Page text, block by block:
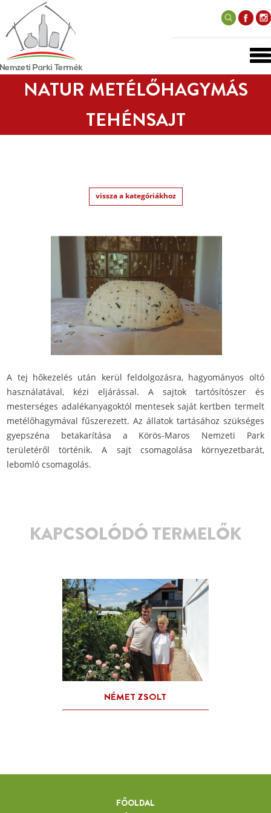
NATUR METÉLŐHAGYMÁS
TEHÉNSAJT
vissza a kategóriákhoz
A tej hőkezelés után kerül feldolgozásra, hagyományos oltó
használatával, kézi eljárással. A sajtok tartósítószer és
mesterséges adalékanyagoktól mentesek saját kertben termelt
metélőhagymával fűszerezett. Az állatok tartásához szükséges
gyepszéna betakarítása a Körös-Maros Nemzeti Park
területéről történik. A sajt csomagolása környezetbarát,
lebomló csomagolás.
KAPCSOLÓDÓ TERMELŐK
FŐOLDAL